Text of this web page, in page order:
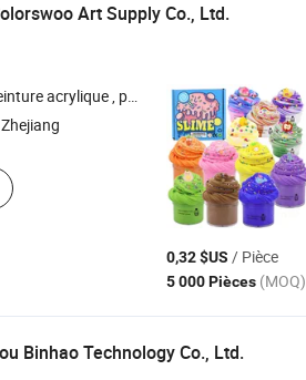
Art Supply Co., Ltd.
, peinture à l'huile , peinture gouache , peinture aquarelle , peinture pour tissu
0,32 $US / Pièce
5 000 Pièces (MOQ)
Binhao Technology Co., Ltd.